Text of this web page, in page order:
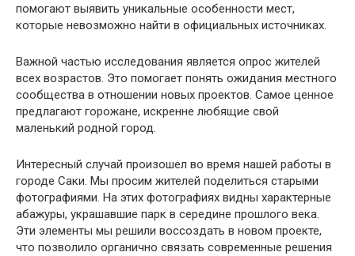
помогают выявить уникальные особенности мест,
которые невозможно найти в официальных источниках.
Важной частью исследования является опрос жителей
всех возрастов. Это помогает понять ожидания местного
сообщества в отношении новых проектов. Самое ценное
предлагают горожане, искренне любящие свой
маленький родной город.
Интересный случай произошел во время нашей работы в
городе Саки. Мы просим жителей поделиться старыми
фотографиями. На этих фотографиях видны характерные
абажуры, украшавшие парк в середине прошлого века.
Эти элементы мы решили воссоздать в новом проекте,
что позволило органично связать современные решения